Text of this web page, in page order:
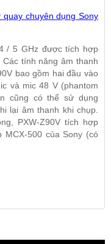
quay chuyên dụng Sony
/ 5 GHz được tích hợp
tính năng âm thanh
bao gồm hai đầu vào
và mic 48 V (phantom
cũng có thể sử dụng
lại âm thanh khi chụp.
PXW-Z90V tích hợp
500 của Sony (có